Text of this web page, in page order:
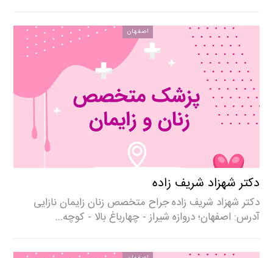
اصفهان
دکتر شهزاد شریف زاده
دکتر شهزاد شریف زاده جراح متخصص زنان زایمان نازایی
آدرس: اصفهان؛ دروازه شیراز - چهارباغ بالا - کوچه…